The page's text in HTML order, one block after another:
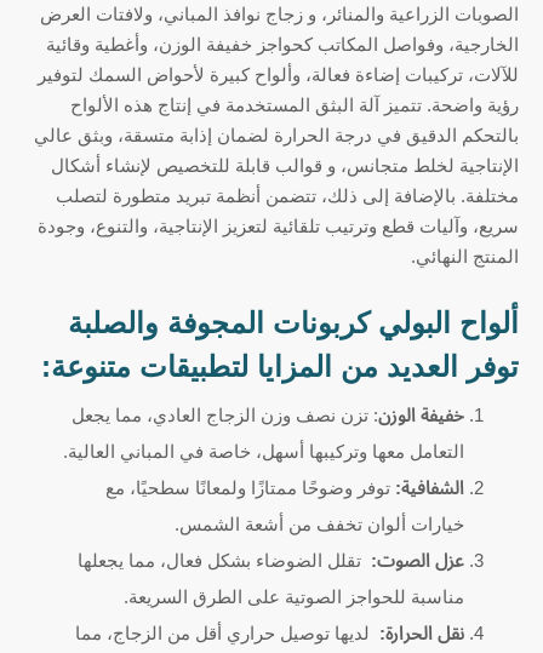
الصوبات الزراعية والمنائر، و زجاج نوافذ المباني، ولافتات العرض
الخارجية، وفواصل المكاتب كحواجز خفيفة الوزن، وأغطية وقائية
للآلات، تركيبات إضاءة فعالة، وألواح كبيرة لأحواض السمك لتوفير
رؤية واضحة. تتميز آلة البثق المستخدمة في إنتاج هذه الألواح
بالتحكم الدقيق في درجة الحرارة لضمان إذابة متسقة، وبثق عالي
الإنتاجية لخلط متجانس، و قوالب قابلة للتخصيص لإنشاء أشكال
مختلفة. بالإضافة إلى ذلك، تتضمن أنظمة تبريد متطورة لتصلب
سريع، وآليات قطع وترتيب تلقائية لتعزيز الإنتاجية، والتنوع، وجودة
المنتج النهائي.
ألواح البولي كربونات المجوفة والصلبة
توفر العديد من المزايا لتطبيقات متنوعة:
خفيفة الوزن: تزن نصف وزن الزجاج العادي، مما يجعل
التعامل معها وتركيبها أسهل، خاصة في المباني العالية.
الشفافية: توفر وضوحًا ممتازًا ولمعانًا سطحيًا، مع
خيارات ألوان تخفف من أشعة الشمس.
عزل الصوت: تقلل الضوضاء بشكل فعال، مما يجعلها
مناسبة للحواجز الصوتية على الطرق السريعة.
نقل الحرارة: لديها توصيل حراري أقل من الزجاج، مما